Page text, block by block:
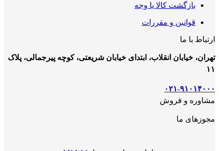
بازگشت کالا یا وجه
قوانین و مقررات
ارتباط با ما
تهران، خیابان انقلاب، ابتدای خیابان شریعتی، کوچه پیرجمالی، پلاک
۱۱
۰۲۱-۹۱۰۱۴۰۰۰
مشاوره و فروش
مجوزهای ما